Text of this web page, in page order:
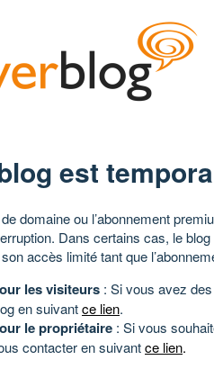
est
domaine ou l’abonnement
Dans certains cas, le
accès limité tant que
les visiteurs : Si vous avez
en suivantce lien.
le propriétaire : Si vous
contacter en suivantce lien.